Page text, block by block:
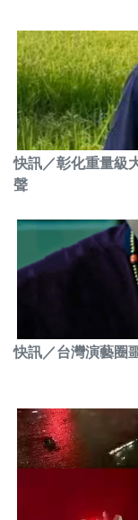
快訊／彰化重量級
聲
快訊／台灣演藝圈